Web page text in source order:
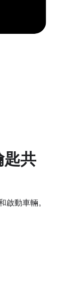
匙共
動車輛。